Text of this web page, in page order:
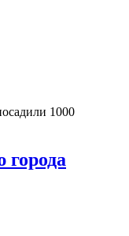
1000